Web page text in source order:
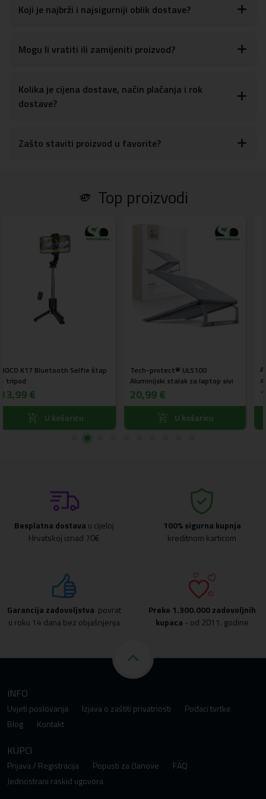
Boja: crna
Koji je najbrži i najsigurniji oblik dostave?
Mogu li vratiti ili zamijeniti proizvod?
Kolika je cijena dostave, način plaćanja i rok
dostave?
Zašto staviti proizvod u favorite?
🫵 Top proizvodi
sivi
Acefast® E11 HQ Magnetni
aluminijski stolni stalak
19,99 €
MagSafe auto
kontrolnu ploču
Besplatna dostava u cijeloj
Hrvatskoj iznad 70€
100% sigurna kupnja
kreditnom karticom
Garancija zadovoljstva povrat
u roku 14 dana bez objašnjenja
Preko 1.300.000 zadovoljnih
kupaca - od 2011. godine
INFO
Uvjeti poslovanja Izjava o zaštiti privatnosti
Podaci tvrtke
Blog
Kontakt
KUPCI
Prijava / Registracija Popusti za članove
FAQ
Jednostrani raskid ugovora